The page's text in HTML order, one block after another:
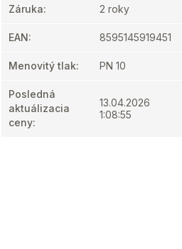
Záruka: 2 roky
EAN: 8595145919451
Menovitý tlak: PN 10
Posledná
aktuálizacia
ceny:
13.04.2026
1:08:55